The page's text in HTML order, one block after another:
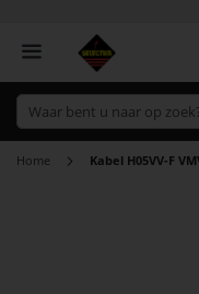
Home Kabel H05VV-F